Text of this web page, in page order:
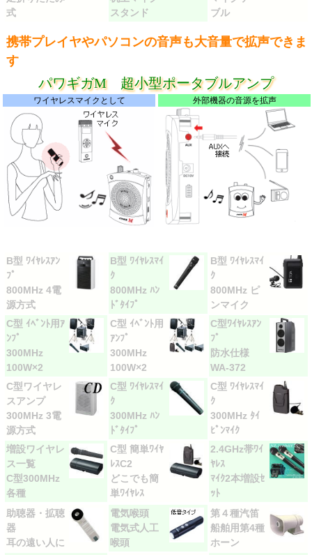
式
スタンド
ブル
携帯プレイヤやパソコンの音声も大音量で拡声できま
す
パワギガM 超小型ポータブルアンプ
ワイヤレスマイクとして 外部機器の音源を拡声
B型 ﾜｲﾔﾚｽｱﾝ
ﾌﾟ
800MHz 4電
源方式
B型 ﾜｲﾔﾚｽﾏｲ
ｸ
800MHz ﾊﾝ
ﾄﾞﾀｲﾌﾟ
B型 ﾜｲﾔﾚｽﾏｲ
ｸ
800MHz ピ
ンマイク
C型 ｲﾍﾞﾝﾄ用ｱ
ﾝﾌﾟ
300MHz
100W×2
C型 ｲﾍﾞﾝﾄ用
ｱﾝﾌﾟ
300MHz
100W×2
C型ﾜｲﾔﾚｽｱﾝ
ﾌﾟ
防水仕様
WA-372
C型ワイヤレ
スアンプ
300MHz 3電
源方式
C型 ﾜｲﾔﾚｽﾏｲ
ｸ
300MHz ﾊﾝ
ﾄﾞﾀｲﾌﾟ
C型 ﾜｲﾔﾚｽﾏｲ
ｸ
300MHz ﾀｲ
ﾋﾟﾝﾏｲｸ
増設ワイヤレ
ス一覧
C型300MHz
各種
C型 簡単ﾜｲﾔ
ﾚｽC2
どこでも簡
単ﾜｲﾔﾚｽ
2.4GHz帯ﾜｲ
ﾔﾚｽ
ﾏｲｸ2本増設ｾ
ｯﾄ
助聴器・拡聴
器
耳の遠い人に
電気喉頭
電気式人工
喉頭
第４種汽笛
船舶用第4種
ホーン